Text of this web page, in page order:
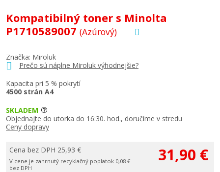
Kompatibilný toner s Minolta
P1710589007 (Azúrový)
Značka: Miroluk
Prečo sú náplne Miroluk výhodnejšie?
Kapacita pri 5 % pokrytí
4500 strán A4
SKLADEM
Objednajte do utorka do 16:30. hod., doručíme v stredu
Ceny dopravy
Cena bez DPH 25,93 €
V cene je zahrnutý recyklačný poplatok 0,08 €
bez DPH
31,90 €